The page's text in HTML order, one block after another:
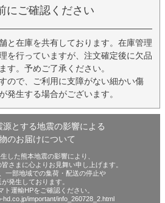
にご確認ください
と在庫を共有しております。在庫管理
を行っていますが、注文確定後に欠品
す。予めご了承ください。
ので、ご利用に支障がない細かい傷
発生する場合がございます。
源とする地震の影響による
のお届けについて
した熊本地震の影響により、
さまに心よりお見舞い申し上げます。
一部地域での集荷・配送の停止や
が発生しております。
ト運輸HPをご確認ください。
hd.co.jp/important/info_260728_2.html